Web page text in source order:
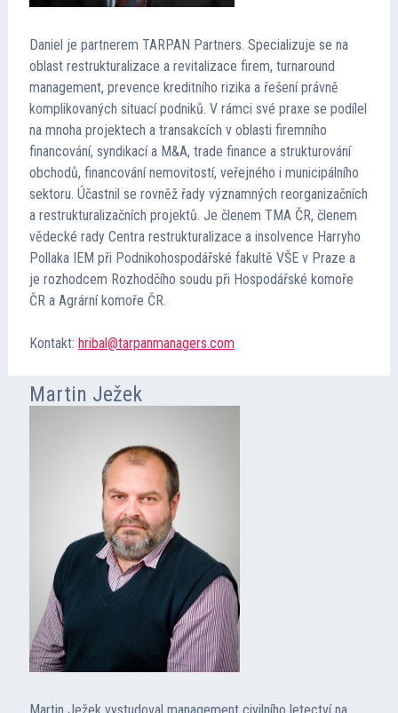
Daniel je partnerem TARPAN Partners. Specializuje se na
oblast restrukturalizace a revitalizace firem, turnaround
management, prevence kreditního rizika a řešení právně
komplikovaných situací podniků. V rámci své praxe se podílel
na mnoha projektech a transakcích v oblasti firemního
financování, syndikací a M&A, trade finance a strukturování
obchodů, financování nemovitostí, veřejného i municipálního
sektoru. Účastnil se rovněž řady významných reorganizačních
a restrukturalizačních projektů. Je členem TMA ČR, členem
vědecké rady Centra restrukturalizace a insolvence Harryho
Pollaka IEM při Podnikohospodářské fakultě VŠE v Praze a
je rozhodcem Rozhodčího soudu při Hospodářské komoře
ČR a Agrární komoře ČR.
Kontakt: hribal@tarpanmanagers.com
Martin Ježek